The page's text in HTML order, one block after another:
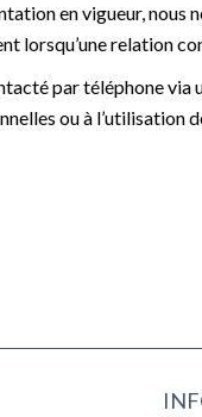
en vigueur, nous
lorsqu’une relation
par téléphone
ou à